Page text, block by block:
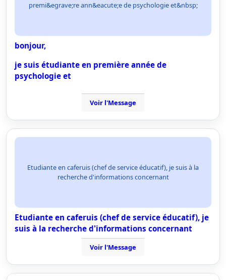
premi&egrave;re ann&eacute;e de psychologie et&nbsp;
bonjour,
je suis étudiante en première année de
psychologie et
Voir l'Message
Etudiante en caferuis (chef de service éducatif), je suis à la
recherche d'informations concernant
Etudiante en caferuis (chef de service éducatif), je
suis à la recherche d'informations concernant
Voir l'Message